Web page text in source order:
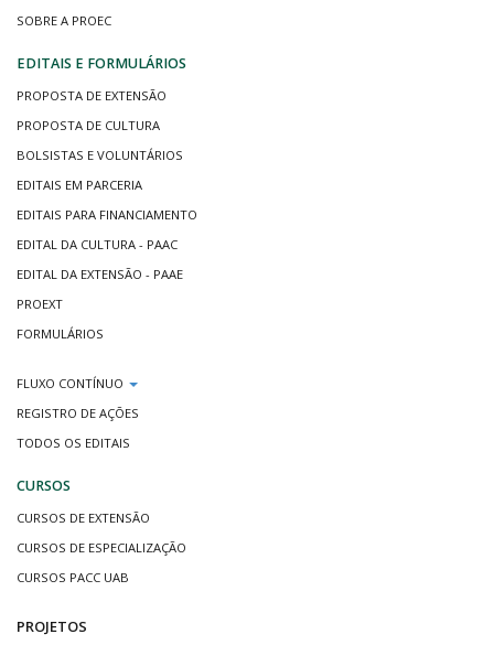
SOBRE A PROEC
EDITAIS E FORMULÁRIOS
PROPOSTA DE EXTENSÃO
PROPOSTA DE CULTURA
BOLSISTAS E VOLUNTÁRIOS
EDITAIS EM PARCERIA
EDITAIS PARA FINANCIAMENTO
EDITAL DA CULTURA - PAAC
EDITAL DA EXTENSÃO - PAAE
PROEXT
FORMULÁRIOS
FLUXO CONTÍNUO
REGISTRO DE AÇÕES
TODOS OS EDITAIS
CURSOS
CURSOS DE EXTENSÃO
CURSOS DE ESPECIALIZAÇÃO
CURSOS PACC UAB
PROJETOS